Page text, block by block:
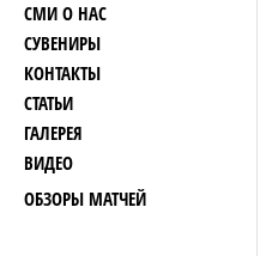
СМИ О НАС
СУВЕНИРЫ
КОНТАКТЫ
СТАТЬИ
ГАЛЕРЕЯ
ВИДЕО
ОБЗОРЫ МАТЧЕЙ